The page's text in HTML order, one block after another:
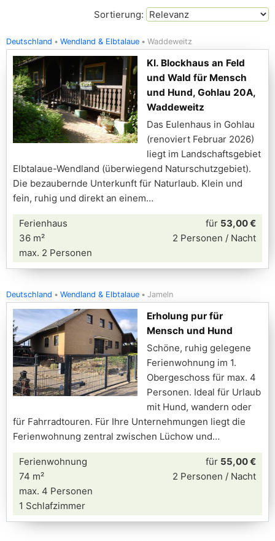
Sortierung:
Deutschland Wendland & Elbtalaue Waddeweitz
Kl. Blockhaus an Feld
und Wald für Mensch
und Hund, Gohlau 20A,
Waddeweitz
Das Eulenhaus in Gohlau
(renoviert Februar 2026)
liegt im Landschaftsgebiet
Elbtalaue-Wendland (überwiegend Naturschutzgebiet).
Die bezaubernde Unterkunft für Naturlaub. Klein und
fein, ruhig und direkt an einem
Ferienhaus
36 m²
max. 2 Personen
für 53,00 €
2 Personen / Nacht
Deutschland Wendland & Elbtalaue Jameln
Erholung pur für
Mensch und Hund
Schöne, ruhig gelegene
Ferienwohnung im 1.
Obergeschoss für max. 4
Personen. Ideal für Urlaub
mit Hund, wandern oder
für Fahrradtouren. Für Ihre Unternehmungen liegt die
Ferienwohnung zentral zwischen Lüchow und
Ferienwohnung
74 m²
max. 4 Personen
1 Schlafzimmer
für 55,00 €
2 Personen / Nacht